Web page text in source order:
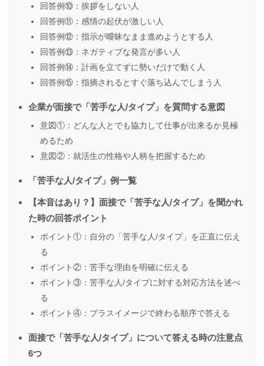
回答例⑩：挨拶をしない人
回答例⑪：感情の起伏が激しい人
回答例⑫：指示が曖昧なまま進めようとする人
回答例⑬：ネガティブな発言が多い人
回答例⑭：計画を立てずに勢いだけで動く人
回答例⑮：指摘されるとすぐ落ち込んでしまう人
企業が面接で「苦手な人/タイプ」を質問する意図
意図①：どんな人とでも協力して仕事が出来るか見極
めるため
意図②：就活生の性格や人柄を把握するため
「苦手な人/タイプ」例一覧
【本音はあり？】面接で「苦手な人/タイプ」を聞かれ
た時の回答ポイント
ポイント①：自分の「苦手な人/タイプ」を正直に伝え
る
ポイント②：苦手な理由を明確に伝える
ポイント③：苦手な人/タイプに対する対応方法を述べ
る
ポイント④：プラスイメージで終わる順序で答える
面接で「苦手な人/タイプ」について答える時の注意点
6つ